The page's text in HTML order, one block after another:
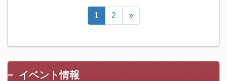
1 2 »
イベント情報